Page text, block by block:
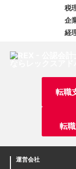
税
企
経
転職
転
運営会社